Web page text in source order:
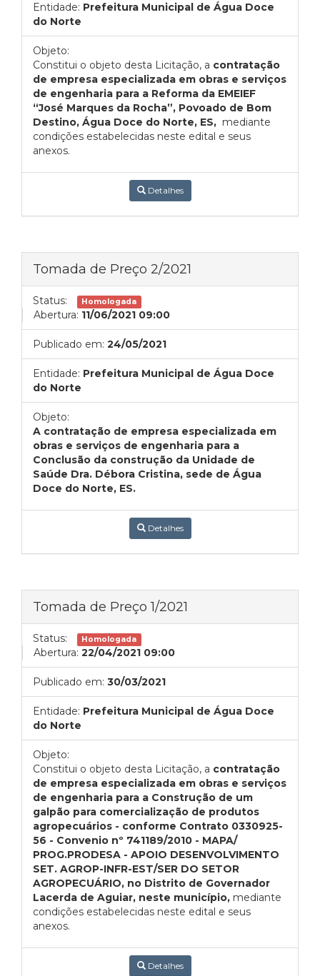
Entidade: Prefeitura Municipal de Água Doce
do Norte
Objeto:
Constitui o objeto desta Licitação, a contratação
de empresa especializada em obras e serviços
de engenharia para a Reforma da EMEIEF
“José Marques da Rocha”, Povoado de Bom
Destino, Água Doce do Norte, ES, mediante
condições estabelecidas neste edital e seus
anexos.
Detalhes
Tomada de Preço 2/2021
Status: Homologada
Abertura: 11/06/2021 09:00
Publicado em: 24/05/2021
Entidade: Prefeitura Municipal de Água Doce
do Norte
Objeto:
A contratação de empresa especializada em
obras e serviços de engenharia para a
Conclusão da construção da Unidade de
Saúde Dra. Débora Cristina, sede de Água
Doce do Norte, ES.
Detalhes
Tomada de Preço 1/2021
Status: Homologada
Abertura: 22/04/2021 09:00
Publicado em: 30/03/2021
Entidade: Prefeitura Municipal de Água Doce
do Norte
Objeto:
Constitui o objeto desta Licitação, a contratação
de empresa especializada em obras e serviços
de engenharia para a Construção de um
galpão para comercialização de produtos
agropecuários - conforme Contrato 0330925-
56 - Convenio nº 741189/2010 - MAPA/
PROG.PRODESA - APOIO DESENVOLVIMENTO
SET. AGROP-INFR-EST/SER DO SETOR
AGROPECUÁRIO, no Distrito de Governador
Lacerda de Aguiar, neste município, mediante
condições estabelecidas neste edital e seus
anexos.
Detalhes